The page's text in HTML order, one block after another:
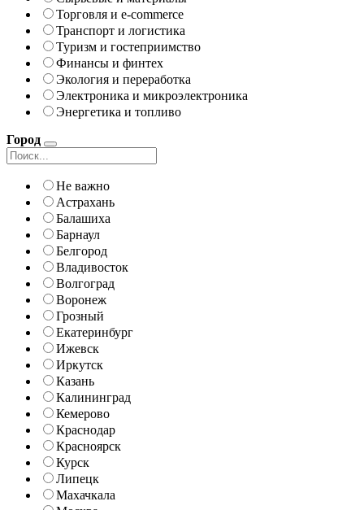
Торговля и e-commerce
Транспорт и логистика
Туризм и гостеприимство
Финансы и финтех
Экология и переработка
Электроника и микроэлектроника
Энергетика и топливо
Город
Не важно
Астрахань
Балашиха
Барнаул
Белгород
Владивосток
Волгоград
Воронеж
Грозный
Екатеринбург
Ижевск
Иркутск
Казань
Калининград
Кемерово
Краснодар
Красноярск
Курск
Липецк
Махачкала